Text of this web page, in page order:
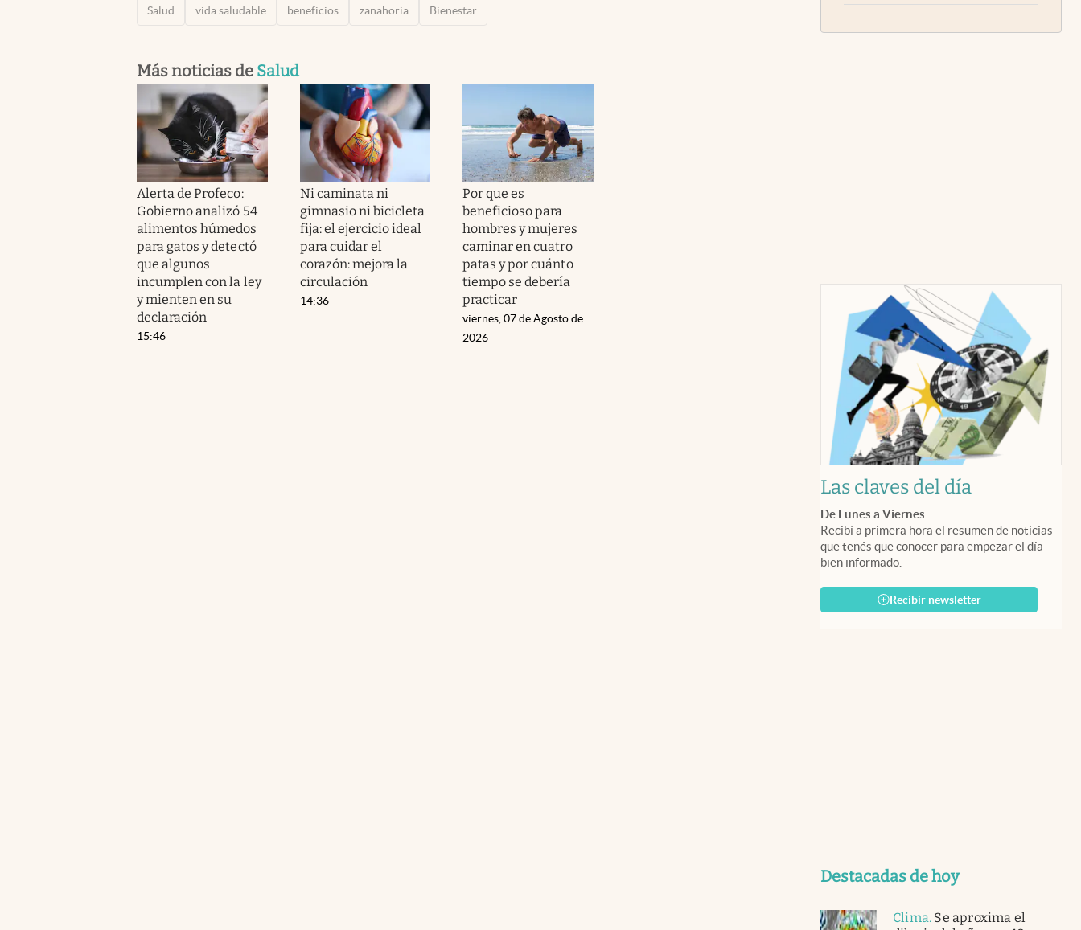
Salud vida saludable beneficios zanahoria Bienestar
Más noticias de Salud
Alerta de Profeco:
Gobierno analizó 54
alimentos húmedos
para gatos y detectó
que algunos
incumplen con la ley
y mienten en su
declaración
15:46
Ni caminata ni
gimnasio ni bicicleta
fija: el ejercicio ideal
para cuidar el
corazón: mejora la
circulación
14:36
Por que es
beneficioso para
hombres y mujeres
caminar en cuatro
patas y por cuánto
tiempo se debería
practicar
viernes, 07 de Agosto de
2026
Las claves del día
De Lunes a Viernes
Recibí a primera hora el resumen de noticias
que tenés que conocer para empezar el día
bien informado.
Recibir newsletter
Destacadas de hoy
Clima. Se aproxima el